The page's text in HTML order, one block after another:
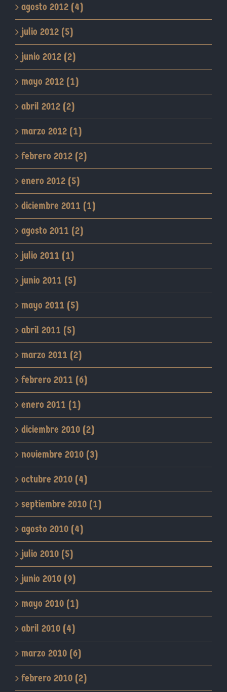
agosto 2012 (4)
julio 2012 (5)
junio 2012 (2)
mayo 2012 (1)
abril 2012 (2)
marzo 2012 (1)
febrero 2012 (2)
enero 2012 (5)
diciembre 2011 (1)
agosto 2011 (2)
julio 2011 (1)
junio 2011 (5)
mayo 2011 (5)
abril 2011 (5)
marzo 2011 (2)
febrero 2011 (6)
enero 2011 (1)
diciembre 2010 (2)
noviembre 2010 (3)
octubre 2010 (4)
septiembre 2010 (1)
agosto 2010 (4)
julio 2010 (5)
junio 2010 (9)
mayo 2010 (1)
abril 2010 (4)
marzo 2010 (6)
febrero 2010 (2)